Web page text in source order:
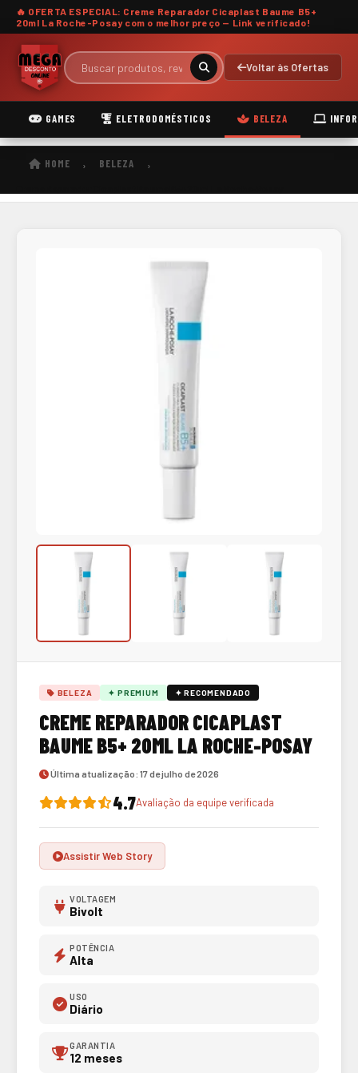
🔥 OFERTA ESPECIAL: Creme Reparador Cicaplast Baume B5+
20ml La Roche-Posay com o melhor preço — Link verificado!
Voltar às Ofertas
GAMES ELETRODOMÉSTICOS BELEZA
HOME › BELEZA ›
BELEZA ✦ PREMIUM ✦ RECOMENDADO
CREME REPARADOR CICAPLAST
BAUME B5+ 20ML LA ROCHE-POSAY
Última atualização: 17 de julho de 2026
4.7Avaliação da equipe verificada
Assistir Web Story
VOLTAGEM
Bivolt
POTÊNCIA
Alta
USO
Diário
GARANTIA
12 meses